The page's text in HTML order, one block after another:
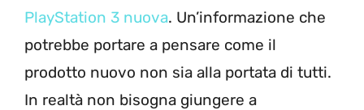
PlayStation 3 nuova. Un’informazione che
potrebbe portare a pensare come il
prodotto nuovo non sia alla portata di tutti.
In realtà non bisogna giungere a